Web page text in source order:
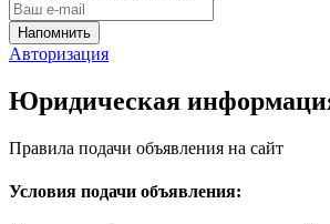
Авторизация
Юридическая
Правила подачи объявления на сайт
Условия подачи объявления: